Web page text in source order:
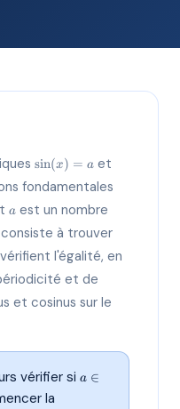
\sin(x)
= a
sin(x) = a et
fondamentales
a
a est un nombre
à trouver
l'égalité, en
et de
et cosinus sur le
vérifier sia
a ∈
la